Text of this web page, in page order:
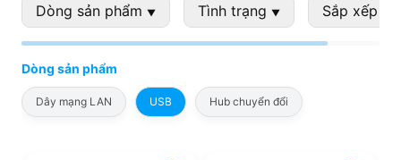
Dòng sản phẩm ▼ Tình trạng ▼ Sắp xếp
Dòng sản phẩm
Dây mạng LAN USB Hub chuyển đổi